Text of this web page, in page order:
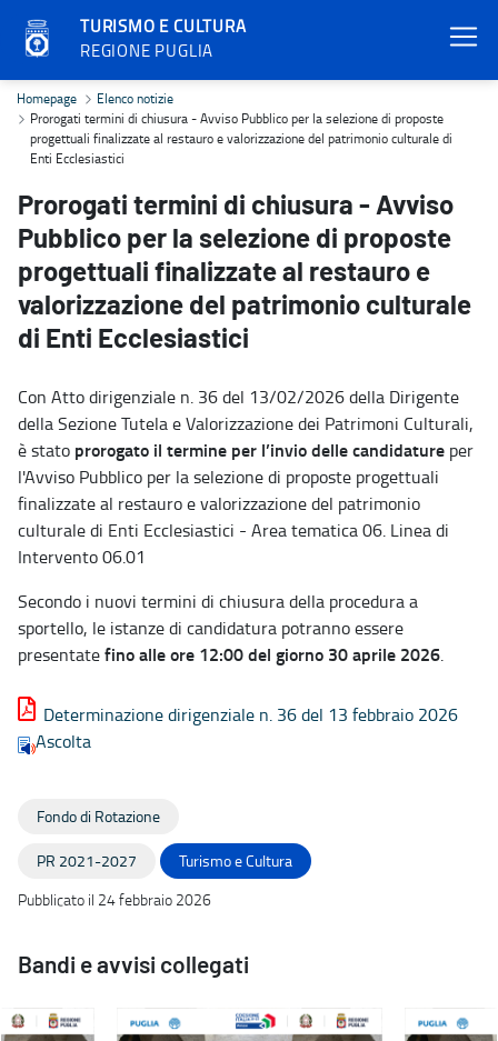
TURISMO E CULTURA
REGIONE PUGLIA
Prorogati termini di chiusura - Avviso Pubblico per la selezione
Homepage
Elenco notizie
Prorogati termini di chiusura - Avviso Pubblico per la selezione di proposte
progettuali finalizzate al restauro e valorizzazione del patrimonio culturale di
Enti Ecclesiastici
Prorogati termini di chiusura - Avviso
Pubblico per la selezione di proposte
progettuali finalizzate al restauro e
valorizzazione del patrimonio culturale
di Enti Ecclesiastici
Con Atto dirigenziale n. 36 del 13/02/2026 della Dirigente
della Sezione Tutela e Valorizzazione dei Patrimoni Culturali,
è stato prorogato il termine per l’invio delle candidature per
l'Avviso Pubblico per la selezione di proposte progettuali
finalizzate al restauro e valorizzazione del patrimonio
culturale di Enti Ecclesiastici - Area tematica 06. Linea di
Intervento 06.01
Secondo i nuovi termini di chiusura della procedura a
sportello, le istanze di candidatura potranno essere
presentatefino alle ore 12:00 del giorno 30 aprile 2026.
Determinazione dirigenziale n. 36 del 13 febbraio 2026
Ascolta
Fondo di Rotazione
PR 2021-2027
Turismo e Cultura
Pubblicato il 24 febbraio 2026
Bandi e avvisi collegati